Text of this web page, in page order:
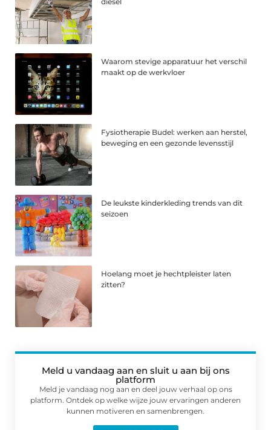
Waarom stevige apparatuur het verschil
maakt op de werkvloer
Fysiotherapie Budel: werken aan herstel,
beweging en een gezonde levensstijl
De leukste kinderkleding trends van dit
seizoen
Hoelang moet je hechtpleister laten
zitten?
Meld u vandaag aan en sluit u aan bij ons
platform
Meld je vandaag nog aan en deel jouw verhaal op ons
platform. Ontdek op welke wijze jouw ervaringen anderen
kunnen motiveren en samenbrengen.